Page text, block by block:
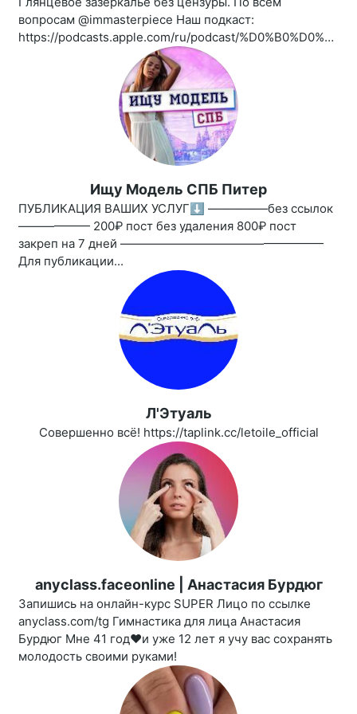
вопросам @immasterpiece Наш подкаст:
https://podcasts.apple.com/ru/podcast/%D0%B0%D0%BD%D1%82%D0%B8%D0%B3%D0%BB%D1%8F%D0%BD%D0%B5%D1%86/id1461850339
Ищу Модель СПБ Питер
ПУБЛИКАЦИЯ ВАШИХ УСЛУГ⬇️ —————без ссылок
—————— 200₽ пост без удаления 800₽ пост
закреп на 7 дней —————————————————
Для публикации...
Л'Этуаль
Совершенно всё! https://taplink.cc/letoile_official
anyclass.faceonline | Анастасия Бурдюг
Запишись на онлайн-курс SUPER Лицо по ссылке
anyclass.com/tg Гимнастика для лица Анастасия
Бурдюг Мне 41 год❤️и уже 12 лет я учу вас сохранять
молодость своими руками!